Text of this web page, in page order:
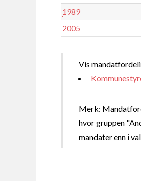
1989
2005
Vis
Merk:
hvor gruppen
mandater enn i